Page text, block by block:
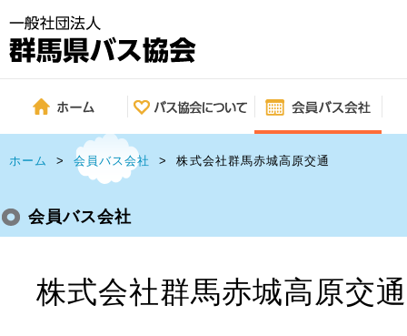
ホーム > 会員バス会社 > 株式会社群馬赤城高原交通
会員バス会社
株式会社群馬赤城高原交通